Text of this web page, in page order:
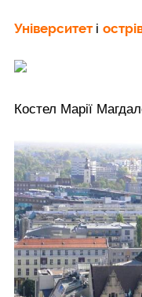
Університет і
Костел Марії